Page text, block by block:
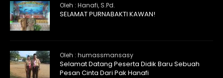
Oleh : Hanafi, S.Pd.
SELAMAT PURNABAKTI KAWAN!
Oleh : humassmansasy
Selamat Datang Peserta Didik Baru Sebuah
Pesan Cinta Dari Pak Hanafi